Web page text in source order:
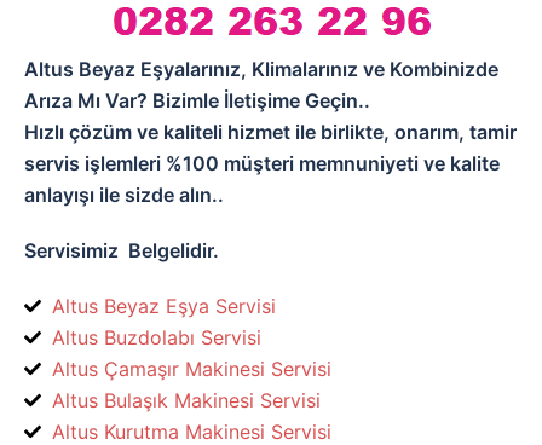
Altus Beyaz Eşyalarınız, Klimalarınız ve Kombinizde
Arıza Mı Var? Bizimle İletişime Geçin..
Hızlı çözüm ve kaliteli hizmet ile birlikte, onarım, tamir
servis işlemleri %100 müşteri memnuniyeti ve kalite
anlayışı ile sizde alın..
Servisimiz Belgelidir.
Altus Beyaz Eşya Servisi
Altus Buzdolabı Servisi
Altus Çamaşır Makinesi Servisi
Altus Bulaşık Makinesi Servisi
Altus Kurutma Makinesi Servisi